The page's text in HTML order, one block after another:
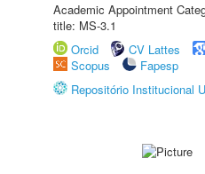
Academic Appointment
title: MS-3.1
Orcid
CV Lattes
Scopus
Fapesp
Repositório Institucional